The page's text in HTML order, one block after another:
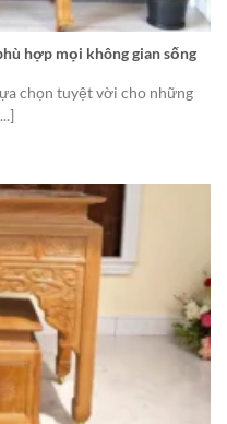
hợp mọi không gian sống
chọn tuyệt vời cho những